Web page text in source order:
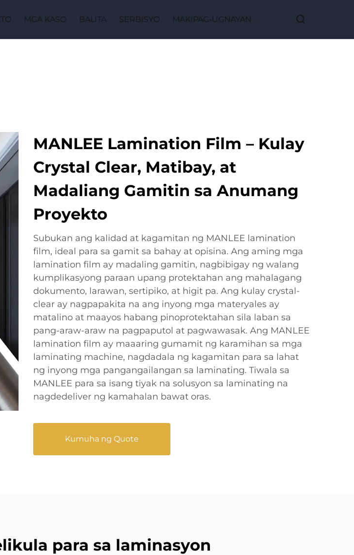
MGA KASO BALITA SERBISYO MAKIPAG-UGNAYAN
MANLEE Lamination Film – Kulay
Crystal Clear, Matibay, at
Madaliang Gamitin sa Anumang
Proyekto
Subukan ang kalidad at kagamitan ng MANLEE lamination
film, ideal para sa gamit sa bahay at opisina. Ang aming mga
lamination film ay madaling gamitin, nagbibigay ng walang
kumplikasyong paraan upang protektahan ang mahalagang
dokumento, larawan, sertipiko, at higit pa. Ang kulay crystal-
clear ay nagpapakita na ang inyong mga materyales ay
matalino at maayos habang pinoprotektahan sila laban sa
pang-araw-araw na pagpaputol at pagwawasak. Ang MANLEE
lamination film ay maaaring gumamit ng karamihan sa mga
laminating machine, nagdadala ng kagamitan para sa lahat
ng inyong mga pangangailangan sa laminating. Tiwala sa
MANLEE para sa isang tiyak na solusyon sa laminating na
nagdedeliver ng kamahalan bawat oras.
Kumuha ng Quote
para sa laminasyon